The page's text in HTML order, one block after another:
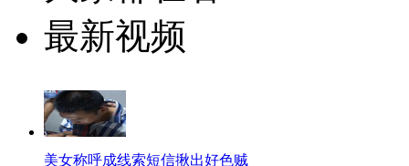
最新视频
美女称呼成线索短信揪出好色贼